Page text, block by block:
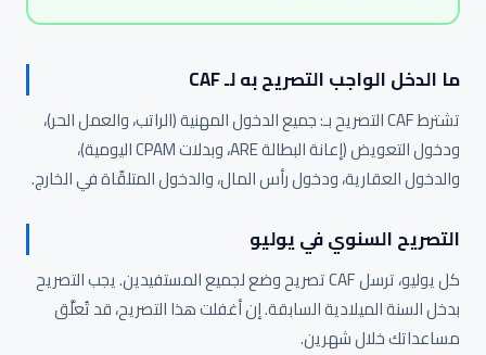
ما الدخل الواجب التصريح به لـ CAF
تشترط CAF التصريح بـ: جميع الدخول المهنية (الراتب، والعمل الحر)،
ودخول التعويض (إعانة البطالة ARE، وبدلات CPAM اليومية)،
والدخول العقارية، ودخول رأس المال، والدخول المتلقّاة في الخارج.
التصريح السنوي في يوليو
كل يوليو، ترسل CAF تصريح وضع لجميع المستفيدين. يجب التصريح
بدخل السنة الميلادية السابقة. إن أغفلت هذا التصريح، قد تُعلَّق
مساعداتك خلال شهرين.